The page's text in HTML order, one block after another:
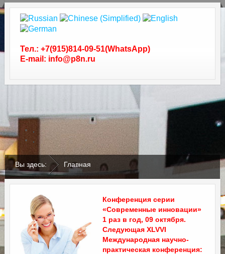
Тел.: +7(915)814-09-51(WhatsApp)
E-mail: info@p8n.ru
Вы здесь: Главная
Конференция серии
«Современные инновации»
1 раз в год, 09 октября.
Следующая XLVVI
Международная научно-
практическая конференция: